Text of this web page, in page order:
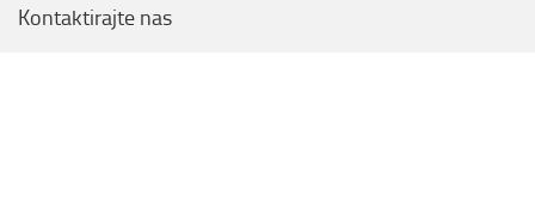
Kontaktirajte nas